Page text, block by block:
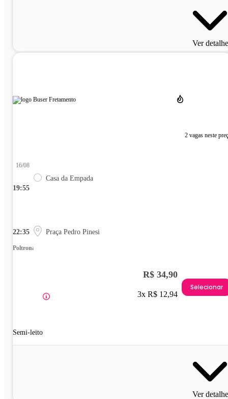
Ver
2 vagas neste
19:55
16/08
Casa da Empada
22:35 Praça Pedro Pinesi
Poltrona
Semi-leito
R$ 34,90
3x R$ 12,94
Selecionar
Ver